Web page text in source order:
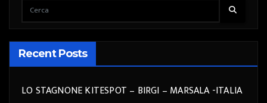
Recent Posts
LO STAGNONE KITESPOT – BIRGI – MARSALA -ITALIA